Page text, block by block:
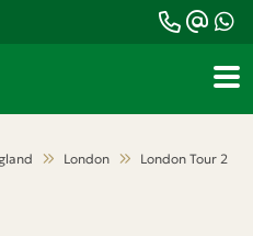
London London Tour 2